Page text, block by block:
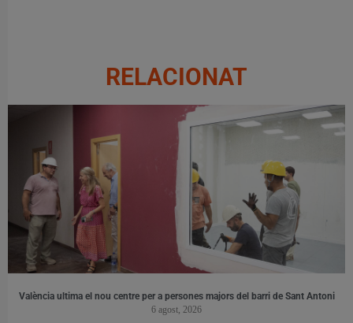
RELACIONAT
València ultima el nou centre per a persones majors del barri de Sant Antoni
6 agost, 2026